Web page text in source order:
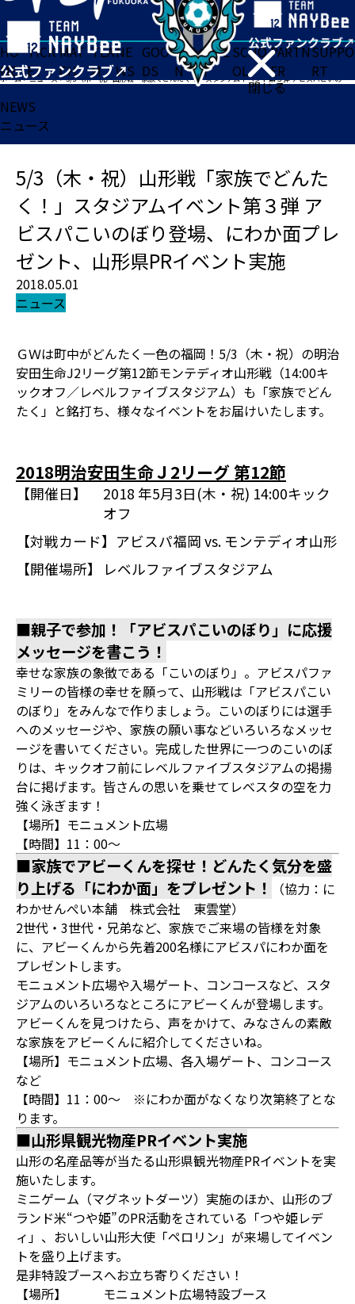
閉じる
HO
ME
TICK
ET
MAT
CH
TEA
M
NE
WS
GOO
DS
FA
N
ACADE
MY
SCHO
OL
PARTN
ER
SUPPO
RT
ホーム>ニュース>5/3（木・祝）山形戦「家族でどんたく！」スタジアムイベント第３弾 アビスパこいのぼり登場、にわか面プレゼント、山形県PRイベント実施
NEWS
ニュース
5/3（木・祝）山形戦「家族でどんた
く！」スタジアムイベント第３弾 ア
ビスパこいのぼり登場、にわか面プレ
ゼント、山形県PRイベント実施
2018.05.01
ニュース
ＧＷは町中がどんたく一色の福岡！5/3（木・祝）の明治
安田生命J2リーグ第12節モンテディオ山形戦（14:00キ
ックオフ／レベルファイブスタジアム）も「家族でどん
たく」と銘打ち、様々なイベントをお届けいたします。
2018明治安田生命Ｊ2リーグ 第12節
【開催日】
2018 年5月3日(木・祝) 14:00キック
オフ
【対戦カード】 アビスパ福岡 vs. モンテディオ山形
【開催場所】
レベルファイブスタジアム
■親子で参加！「アビスパこいのぼり」に応援
メッセージを書こう！
幸せな家族の象徴である「こいのぼり」。アビスパファ
ミリーの皆様の幸せを願って、山形戦は「アビスパこい
のぼり」をみんなで作りましょう。こいのぼりには選手
へのメッセージや、家族の願い事などいろいろなメッセ
ージを書いてください。完成した世界に一つのこいのぼ
りは、キックオフ前にレベルファイブスタジアムの掲揚
台に掲げます。皆さんの思いを乗せてレべスタの空を力
強く泳ぎます！
【場所】モニュメント広場
【時間】11：00～
■家族でアビーくんを探せ！どんたく気分を盛
り上げる「にわか面」をプレゼント！
（協力：に
わかせんぺい本舗 株式会社 東雲堂）
2世代・3世代・兄弟など、家族でご来場の皆様を対象
に、アビーくんから先着200名様にアビスパにわか面を
プレゼントします。
モニュメント広場や入場ゲート、コンコースなど、スタ
ジアムのいろいろなところにアビーくんが登場します。
アビーくんを見つけたら、声をかけて、みなさんの素敵
な家族をアビーくんに紹介してくださいね。
【場所】モニュメント広場、各入場ゲート、コンコース
など
【時間】11：00～ ※にわか面がなくなり次第終了とな
ります。
■山形県観光物産PRイベント実施
山形の名産品等が当たる山形県観光物産PRイベントを実
施いたします。
ミニゲーム（マグネットダーツ）実施のほか、山形のブ
ランド米“つや姫”のPR活動をされている「つや姫レデ
ィ」、おいしい山形大使「ペロリン」が来場してイベン
トを盛り上げます。
是非特設ブースへお立ち寄りください！
【場所】
モニュメント広場特設ブース